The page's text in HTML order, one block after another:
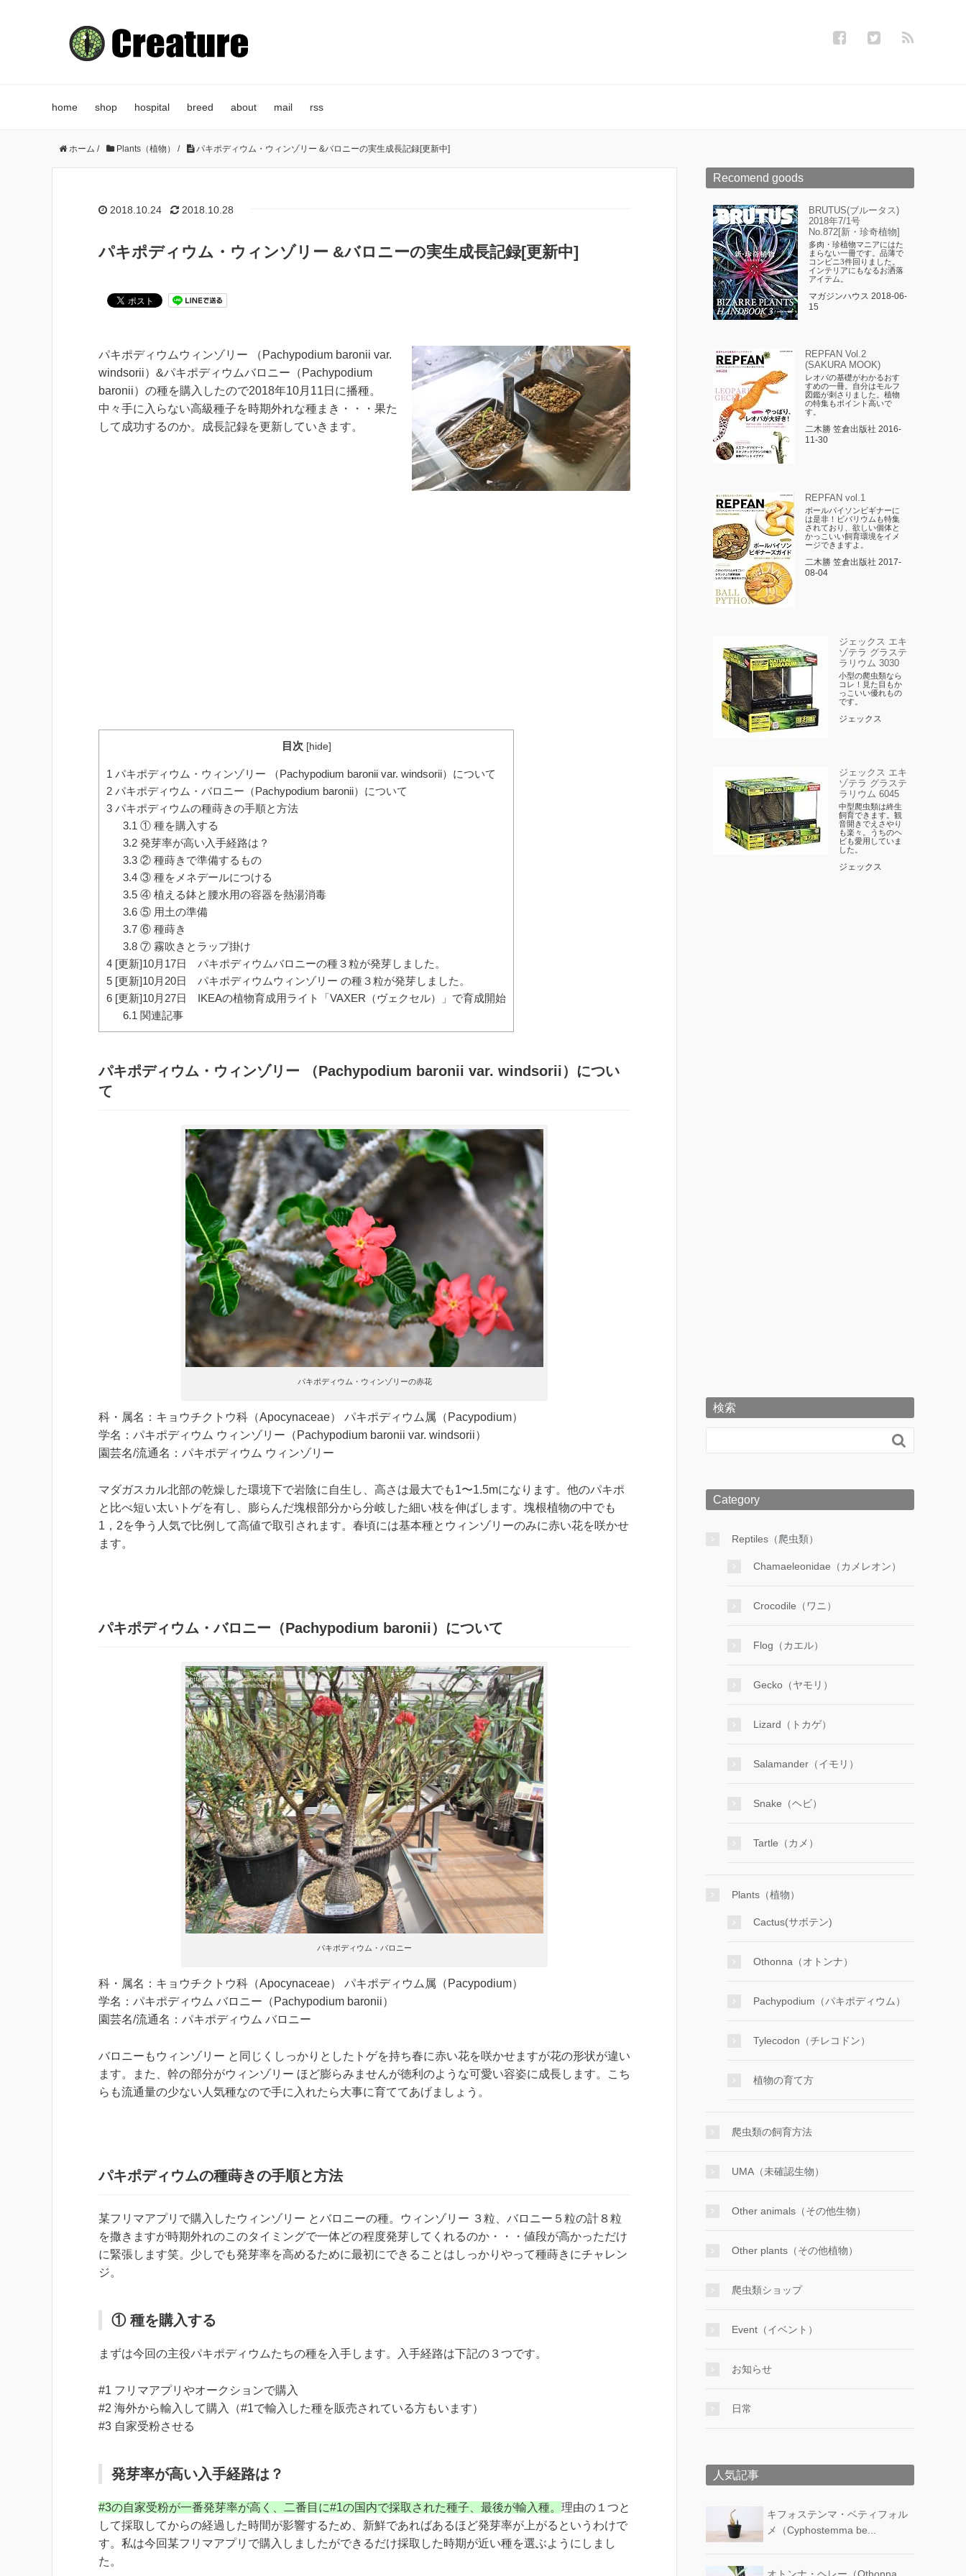
home shop hospital breed about mail rss
ホーム / Plants（植物） / パキポディウム・ウィンゾリー &バロニーの実生成長記録[更新中]
2018.10.24 2018.10.28
パキポディウム・ウィンゾリー &バロニーの実生成長記録[更新中]
パキポディウムウィンゾリー （ Pachypodium baronii var.
windsorii）&パキポディウムバロニー（ Pachypodium
baronii）の種を購入したので2018年10月11日に播種。
中々手に入らない高級種子を時期外れな種まき・・・果た
して成功するのか。成長記録を更新していきます。
目次 [hide]
1 パキポディウム・ウィンゾリー （Pachypodium baronii var. windsorii）について
2 パキポディウム・バロニー（Pachypodium baronii）について
3 パキポディウムの種蒔きの手順と方法
3.1 ① 種を購入する
3.2発芽率が高い入手経路は？
3.3② 種蒔きで準備するもの
3.4③ 種をメネデールにつける
3.5④ 植える鉢と腰水用の容器を熱湯消毒
3.6⑤ 用土の準備
3.7⑥ 種蒔き
3.8⑦ 霧吹きとラップ掛け
4 [更新]10月17日 パキポディウムバロニーの種３粒が発芽しました。
5 [更新]10月20日 パキポディウムウィンゾリー の種３粒が発芽しました。
6 [更新]10月27日 IKEAの植物育成用ライト「VAXER（ヴェクセル）」で育成開始
6.1 関連記事
パキポディウム・ウィンゾリー （Pachypodium baronii var. windsorii）につい
て
パキポディウム・ウィンゾリーの赤花
科・属名：キョウチクトウ科（Apocynaceae） パキポディウム属（Pacypodium）
学名：パキポディウム ウィンゾリー（Pachypodium baronii var. windsorii）
園芸名/流通名：パキポディウム ウィンゾリー
マダガスカル北部の乾燥した環境下で岩陰に自生し、高さは最大でも1〜1.5mになります。他のパキポ
と比べ短い太いトゲを有し、膨らんだ塊根部分から分岐した細い枝を伸ばします。塊根植物の中でも
1，2を争う人気で比例して高値で取引されます。春頃には基本種とウィンゾリーのみに赤い花を咲かせ
ます。
パキポディウム・バロニー（Pachypodium baronii）について
パキポディウム・バロニー
科・属名：キョウチクトウ科（Apocynaceae） パキポディウム属（Pacypodium）
学名：パキポディウム バロニー（Pachypodium baronii）
園芸名/流通名：パキポディウム バロニー
バロニーもウィンゾリー と同じくしっかりとしたトゲを持ち春に赤い花を咲かせますが花の形状が違い
ます。また、幹の部分がウィンゾリー ほど膨らみませんが徳利のような可愛い容姿に成長します。こち
らも流通量の少ない人気種なので手に入れたら大事に育ててあげましょう。
パキポディウムの種蒔きの手順と方法
某フリマアプリで購入したウィンゾリー とバロニーの種。ウィンゾリー ３粒、バロニー５粒の計８粒
を撒きますが時期外れのこのタイミングで一体どの程度発芽してくれるのか・・・値段が高かっただけ
に緊張します笑。少しでも発芽率を高めるために最初にできることはしっかりやって種蒔きにチャレン
ジ。
① 種を購入する
まずは今回の主役パキポディウムたちの種を入手します。入手経路は下記の３つです。
#1 フリマアプリやオークションで購入
#2 海外から輸入して購入（#1で輸入した種を販売されている方もいます）
#3 自家受粉させる
発芽率が高い入手経路は？
#3の自家受粉が一番発芽率が高く、二番目に#1の国内で採取された種子、最後が輸入種。 理由の１つと
して採取してからの経過した時間が影響するため、新鮮であればあるほど発芽率が上がるというわけで
す。私は今回某フリマアプリで購入しましたができるだけ採取した時期が近い種を選ぶようにしまし
た。
Recomend goods
BRUTUS(ブルータス)
2018年7/1号
No.872[新・珍奇植物]
多肉・珍植物マニアにはた
まらない一冊です。品薄で
コンビニ3件回りました。
インテリアにもなるお洒落
アイテム。
マガジンハウス 2018-06-
15
REPFAN Vol.2
(SAKURA MOOK)
レオパの基礎がわかるおす
すめの一冊。自分はモルフ
図鑑が刺さりました。植物
の特集もポイント高いで
す。
二木勝 笠倉出版社 2016-
11-30
REPFAN vol.1
ボールパイソンビギナーに
は是非！ビバリウムも特集
されており、欲しい個体と
かっこいい飼育環境をイメ
ージできますよ。
二木勝 笠倉出版社 2017-
08-04
ジェックス エキ
ゾテラ グラステ
ラリウム 3030
小型の爬虫類なら
コレ！見た目もか
っこいい優れもの
です。
ジェックス
ジェックス エキ
ゾテラ グラステ
ラリウム 6045
中型爬虫類は終生
飼育できます。観
音開きでえさやり
も楽々。うちのヘ
ビも愛用していま
した。
ジェックス
検索

Category
Reptiles（爬虫類）
Chamaeleonidae（カメレオン）
Crocodile（ワニ）
Flog（カエル）
Gecko（ヤモリ）
Lizard（トカゲ）
Salamander（イモリ）
Snake（ヘビ）
Tartle（カメ）
Plants（植物）
Cactus(サボテン)
Othonna（オトンナ）
Pachypodium（パキポディウム）
Tylecodon（チレコドン）
植物の育て方
爬虫類の飼育方法
UMA（未確認生物）
Other animals（その他生物）
Other plants（その他植物）
爬虫類ショップ
Event（イベント）
お知らせ
日常
人気記事
キフォステンマ・ベティフォル
メ（Cyphostemma be...